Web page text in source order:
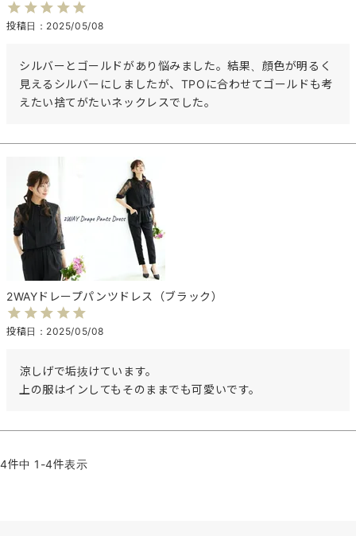
投稿日 2025/05/08
シルバーとゴールドがあり悩みました。結果、顔色が明るく
見えるシルバーにしましたが、TPOに合わせてゴールドも考
えたい捨てがたいネックレスでした。
2WAYドレープパンツドレス（ブラック）
投稿日 2025/05/08
涼しげで垢抜けています。
上の服はインしてもそのままでも可愛いです。
4件中 1 -4件表示